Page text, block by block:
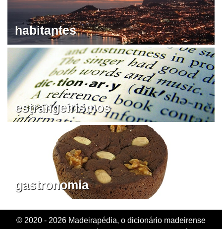
habitantes
estrangeirismos
gastronomia
© 2020 - 2026 Madeirapédia, o dicionário madeirense